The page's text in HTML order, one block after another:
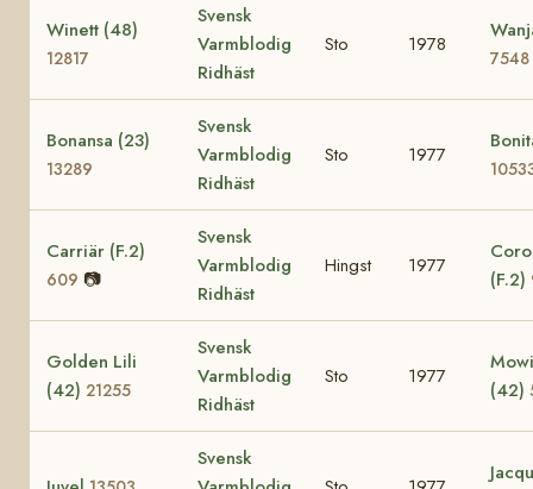
Winett (48)
12817
Svensk
Varmblodig
Ridhäst
Sto 1978
7548
Bonansa (23)
13289
Svensk
Varmblodig
Ridhäst
Sto 1977
Carriär (F.2)
609 📷
Svensk
Varmblodig
Ridhäst
Hingst 1977
(F.2)
Golden Lili
(42) 21255
Svensk
Varmblodig
Ridhäst
Sto 1977
(42)
Svensk